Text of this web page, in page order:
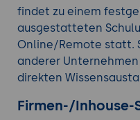
findet zu einem
ausgestatteten
Online/Remote statt.
anderer
direkten
Firmen-/Inhouse-